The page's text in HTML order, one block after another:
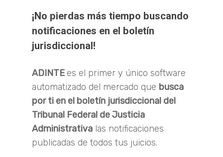
¡No pierdas más tiempo buscando
notificaciones en el boletín
jurisdiccional!
ADINTE es el primer y único software
automatizado del mercado que busca
por ti en el boletín jurisdiccional del
Tribunal Federal de Justicia
Administrativa las notificaciones
publicadas de todos tus juicios.